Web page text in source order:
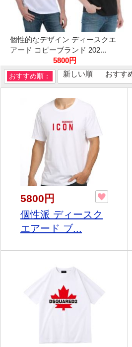
個性的なデザイン ディースクエ
アード コピーブランド 202...
5800円
おすすめ順： 新しい順 おすす
5800円
個性派 ディースク
エアード ブ...